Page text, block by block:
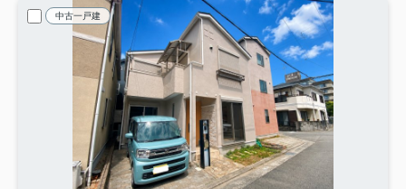
中古一戸建